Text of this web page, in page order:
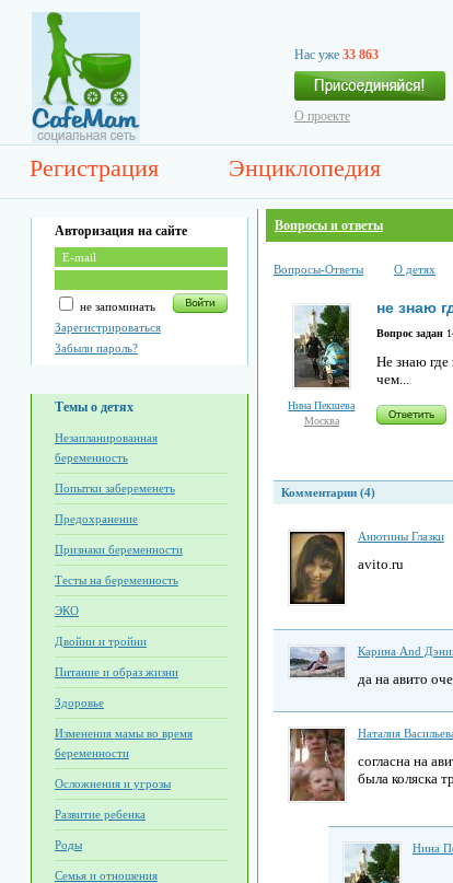
Нас уже 33 863
О проекте
Регистрация Энциклопедия
Авторизация на сайте
не запоминать
Зарегистрироваться
Забыли пароль?
Темы о детях
Незапланированная
беременность
Попытки забеременеть
Предохранение
Признаки беременности
Тесты на беременность
ЭКО
Двойни и тройни
Питание и образ жизни
Здоровье
Изменения мамы во время
беременности
Осложнения и угрозы
Развитие ребенка
Роды
Семья и отношения
Вопросы и ответы
Вопросы-Ответы О детях
Нина Пекшева
Москва
не знаю
Вопрос задан
Не знаю где
чем...
Комментарии (4)
Анютины Глазки
avito.ru
Карина And
да на авито
Наталия
согласна на
была коляска
Нина